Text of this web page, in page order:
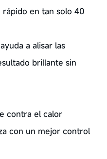
rápido en tan solo 40
a alisar las
brillante sin
contra el calor
con un mejor control